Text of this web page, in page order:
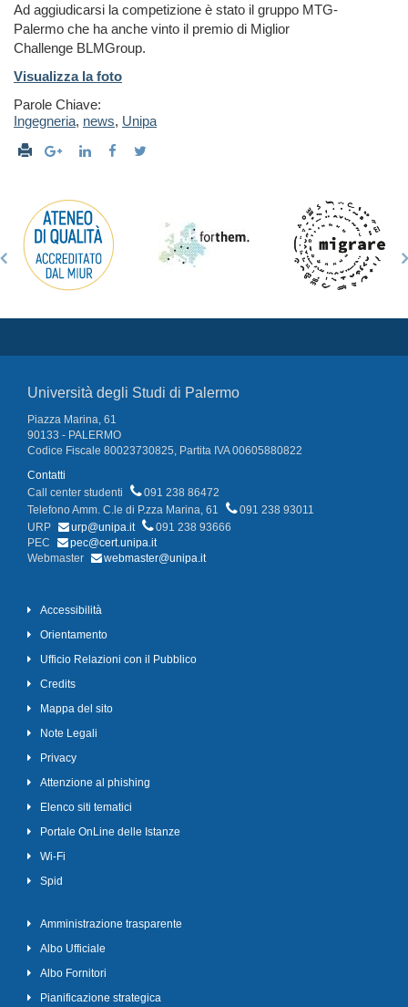
Ad aggiudicarsi la competizione è stato il gruppo MTG-
Palermo che ha anche vinto il premio di Miglior
Challenge BLMGroup.
Visualizza la foto
Parole Chiave:
Ingegneria, news, Unipa
Università degli Studi di Palermo
Piazza Marina, 61
90133 - PALERMO
Codice Fiscale 80023730825, Partita IVA 00605880822
Contatti
Call center studenti
091 238 86472
Telefono Amm. C.le di P.zza Marina, 61
091 238 93011
URP
urp@unipa.it
091 238 93666
PEC
pec@cert.unipa.it
Webmaster
webmaster@unipa.it
Accessibilità
Orientamento
Ufficio Relazioni con il Pubblico
Credits
Mappa del sito
Note Legali
Privacy
Attenzione al phishing
Elenco siti tematici
Portale OnLine delle Istanze
Wi-Fi
Spid
Amministrazione trasparente
Albo Ufficiale
Albo Fornitori
Pianificazione strategica